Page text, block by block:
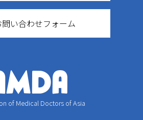
問い合わせフォーム
of Medical Doctors of Asia